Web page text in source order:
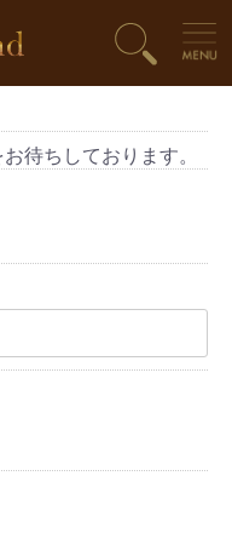
待ちしております。